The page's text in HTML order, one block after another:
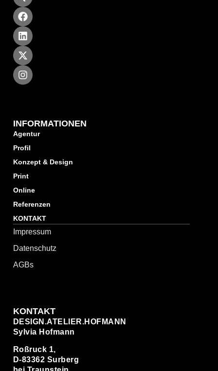
INFORMATIONEN
Agentur
Profil
Konzept & Design
Print
Online
Referenzen
KONTAKT
Impressum
Datenschutz
AGBs
KONTAKT
DESIGN.ATELIER.HOFMANN
Sylvia Hofmann
Roßruck 1,
D-83362 Surberg